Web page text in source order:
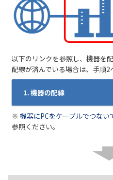
以下のリンクを参照し、機器を
配線が済んでいる場合は、手順2
1. 機器の配線
※ 機器にPCをケーブルでつな
参照ください。